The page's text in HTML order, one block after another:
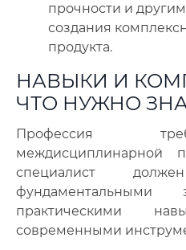
прочности и
создания
продукта.
НАВЫКИ И
ЧТО НУЖНО
Профессия
междисциплинарной
специалист
практическими
современными